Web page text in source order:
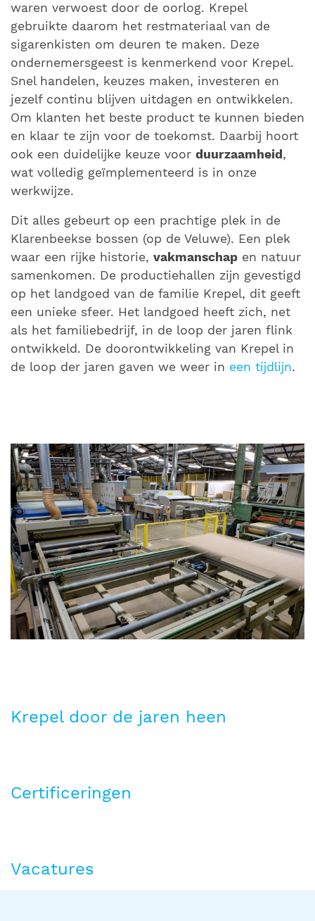
waren verwoest door de oorlog. Krepel
gebruikte daarom het restmateriaal van de
sigarenkisten om deuren te maken. Deze
ondernemersgeest is kenmerkend voor Krepel.
Snel handelen, keuzes maken, investeren en
jezelf continu blijven uitdagen en ontwikkelen.
Om klanten het beste product te kunnen bieden
en klaar te zijn voor de toekomst. Daarbij hoort
ook een duidelijke keuze voor duurzaamheid ,
wat volledig geïmplementeerd is in onze
werkwijze.
Dit alles gebeurt op een prachtige plek in de
Klarenbeekse bossen (op de Veluwe). Een plek
waar een rijke historie, vakmanschap en natuur
samenkomen. De productiehallen zijn gevestigd
op het landgoed van de familie Krepel, dit geeft
een unieke sfeer. Het landgoed heeft zich, net
als het familiebedrijf, in de loop der jaren flink
ontwikkeld. De doorontwikkeling van Krepel in
de loop der jaren gaven we weer in een tijdlijn.
Krepel door de jaren heen
Certificeringen
Vacatures